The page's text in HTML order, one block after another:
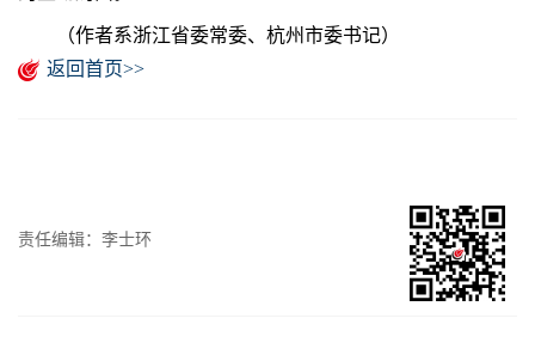
（作者系浙江省委常委、杭州市委书记）
返回首页>>
责任编辑：李士环